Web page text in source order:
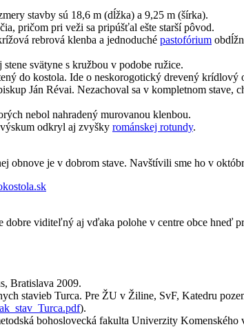
stavby sú 18,6 m (dĺžka) a 9,25 m (šírka).
pričom pri veži sa pripúšťal ešte starší pôvod.
rebrová klenba a jednoduché pastofórium
svätyne s kružbou v podobe ružice.
do kostola. Ide o neskorogotický drevený
Ján Révai. Nezachoval sa v kompletnom stave,
nebol nahradený murovanou klenbou.
odkryl aj zvyšky románskej rotundy.
obnove je v dobrom stave. Navštívili sme ho v
viditeľný aj vďaka polohe v centre obce hneď
Bratislava 2009.
stavieb Turca. Pre ŽU v Žiline, SvF, Katedru
).
bohoslovecká fakulta Univerzity